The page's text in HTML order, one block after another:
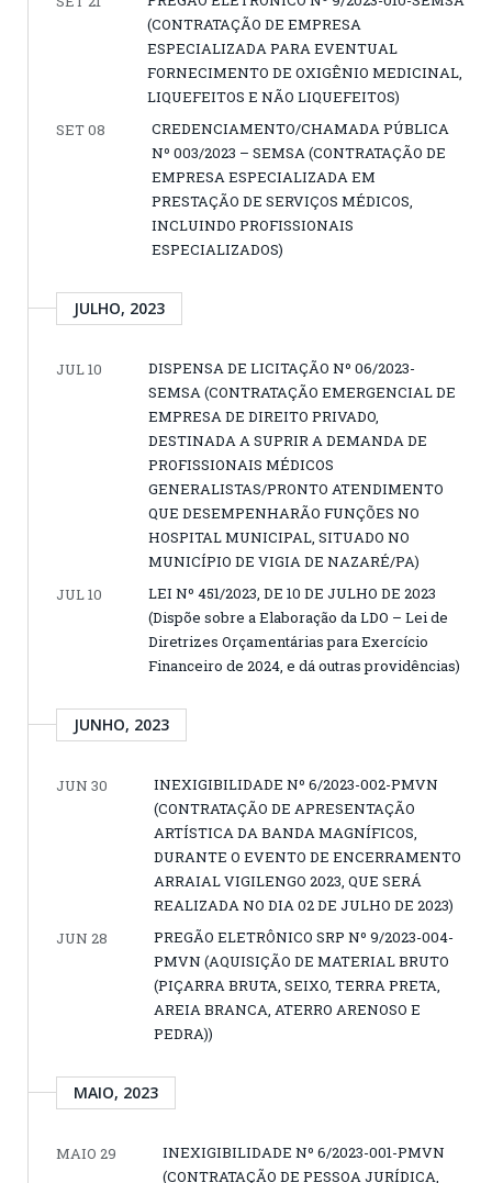
(CONTRATAÇÃO DE EMPRESA
ESPECIALIZADA PARA EVENTUAL
FORNECIMENTO DE OXIGÊNIO MEDICINAL,
LIQUEFEITOS E NÃO LIQUEFEITOS)
SET 08
CREDENCIAMENTO/CHAMADA PÚBLICA
Nº 003/2023 – SEMSA (CONTRATAÇÃO DE
EMPRESA ESPECIALIZADA EM
PRESTAÇÃO DE SERVIÇOS MÉDICOS,
INCLUINDO PROFISSIONAIS
ESPECIALIZADOS)
JULHO, 2023
JUL 10
DISPENSA DE LICITAÇÃO Nº 06/2023-
SEMSA (CONTRATAÇÃO EMERGENCIAL DE
EMPRESA DE DIREITO PRIVADO,
DESTINADA A SUPRIR A DEMANDA DE
PROFISSIONAIS MÉDICOS
GENERALISTAS/PRONTO ATENDIMENTO
QUE DESEMPENHARÃO FUNÇÕES NO
HOSPITAL MUNICIPAL, SITUADO NO
MUNICÍPIO DE VIGIA DE NAZARÉ/PA)
JUL 10
LEI Nº 451/2023, DE 10 DE JULHO DE 2023
(Dispõe sobre a Elaboração da LDO – Lei de
Diretrizes Orçamentárias para Exercício
Financeiro de 2024, e dá outras providências)
JUNHO, 2023
JUN 30
INEXIGIBILIDADE Nº 6/2023-002-PMVN
(CONTRATAÇÃO DE APRESENTAÇÃO
ARTÍSTICA DA BANDA MAGNÍFICOS,
DURANTE O EVENTO DE ENCERRAMENTO
ARRAIAL VIGILENGO 2023, QUE SERÁ
REALIZADA NO DIA 02 DE JULHO DE 2023)
JUN 28
PREGÃO ELETRÔNICO SRP Nº 9/2023-004-
PMVN (AQUISIÇÃO DE MATERIAL BRUTO
(PIÇARRA BRUTA, SEIXO, TERRA PRETA,
AREIA BRANCA, ATERRO ARENOSO E
PEDRA))
MAIO, 2023
MAIO 29
INEXIGIBILIDADE Nº 6/2023-001-PMVN
(CONTRATAÇÃO DE PESSOA JURÍDICA,